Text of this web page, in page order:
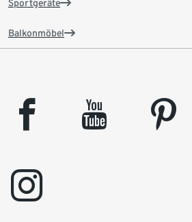
Sportgeräte
Balkonmöbel
facebook youtube pinterest
instagram